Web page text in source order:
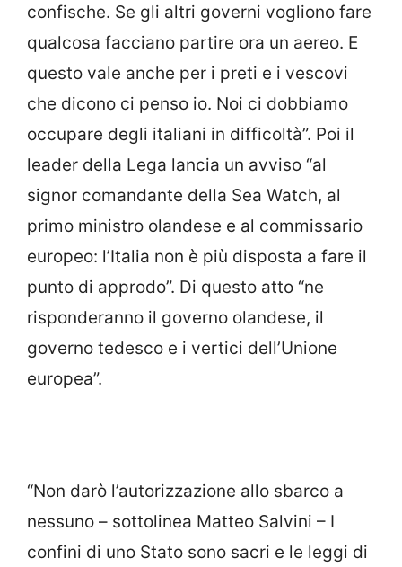
confische. Se gli altri governi vogliono fare
qualcosa facciano partire ora un aereo. E
questo vale anche per i preti e i vescovi
che dicono ci penso io. Noi ci dobbiamo
occupare degli italiani in difficoltà”. Poi il
leader della Lega lancia un avviso “al
signor comandante della Sea Watch, al
primo ministro olandese e al commissario
europeo: l’Italia non è più disposta a fare il
punto di approdo”. Di questo atto “ne
risponderanno il governo olandese, il
governo tedesco e i vertici dell’Unione
europea”.
“Non darò l’autorizzazione allo sbarco a
nessuno – sottolinea Matteo Salvini – I
confini di uno Stato sono sacri e le leggi di